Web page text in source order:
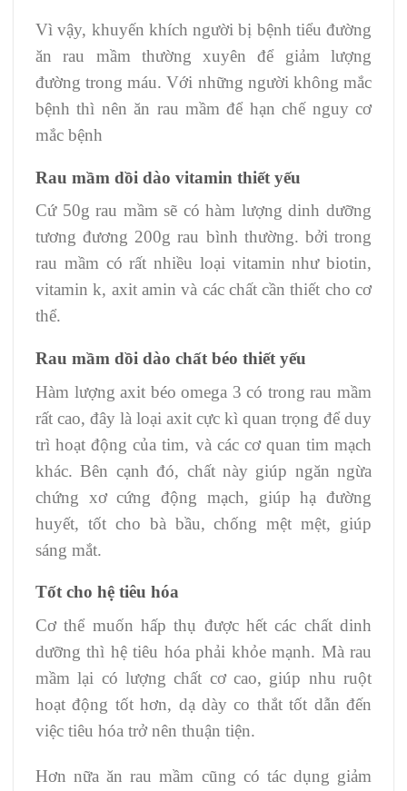
Vì vậy, khuyến khích người bị bệnh tiểu đường
ăn rau mầm thường xuyên để giảm lượng
đường trong máu. Với những người không mắc
bệnh thì nên ăn rau mầm để hạn chế nguy cơ
mắc bệnh
Rau mầm dồi dào vitamin thiết yếu
Cứ 50g rau mầm sẽ có hàm lượng dinh dưỡng
tương đương 200g rau bình thường. bởi trong
rau mầm có rất nhiều loại vitamin như biotin,
vitamin k, axit amin và các chất cần thiết cho cơ
thể.
Rau mầm dồi dào chất béo thiết yếu
Hàm lượng axit béo omega 3 có trong rau mầm
rất cao, đây là loại axit cực kì quan trọng để duy
trì hoạt động của tim, và các cơ quan tim mạch
khác. Bên cạnh đó, chất này giúp ngăn ngừa
chứng xơ cứng động mạch, giúp hạ đường
huyết, tốt cho bà bầu, chống mệt mệt, giúp
sáng mắt.
Tốt cho hệ tiêu hóa
Cơ thể muốn hấp thụ được hết các chất dinh
dưỡng thì hệ tiêu hóa phải khỏe mạnh. Mà rau
mầm lại có lượng chất cơ cao, giúp nhu ruột
hoạt động tốt hơn, dạ dày co thắt tốt dẫn đến
việc tiêu hóa trở nên thuận tiện.
Hơn nữa ăn rau mầm cũng có tác dụng giảm